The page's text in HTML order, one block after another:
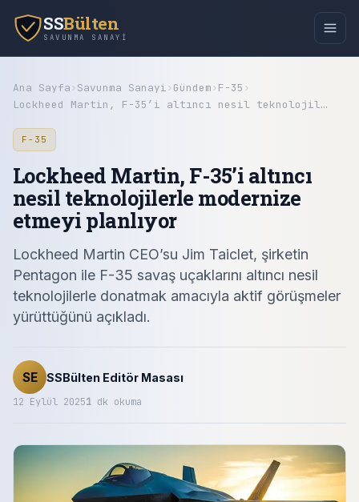
SSBülten
SAVUNMA SANAYI
Ana Sayfa› Savunma Sanayi› Gündem› F-35 ›
Lockheed Martin, F-35’i altıncı nesil teknolojil…
F-35
Lockheed Martin, F-35’i altıncı
nesil teknolojilerle modernize
etmeyi planlıyor
Lockheed Martin CEO’su Jim Taiclet, şirketin
Pentagon ile F-35 savaş uçaklarını altıncı nesil
teknolojilerle donatmak amacıyla aktif görüşmeler
yürüttüğünü açıkladı.
SE SSBülten Editör Masası
12 Eylül 20251 dk okuma